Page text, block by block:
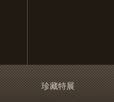
珍藏特展